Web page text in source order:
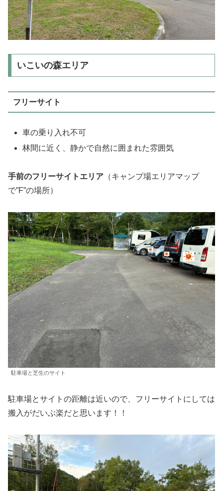
いこいの森エリア
フリーサイト
車の乗り入れ不可
林間に近く、静かで自然に囲まれた雰囲気
手前のフリーサイトエリア （キャンプ場エリアマップ
で”F”の場所）
駐車場と芝生のサイト
駐車場とサイトの距離は近いので、フリーサイトにしては
搬入がだいぶ楽だと思います！！